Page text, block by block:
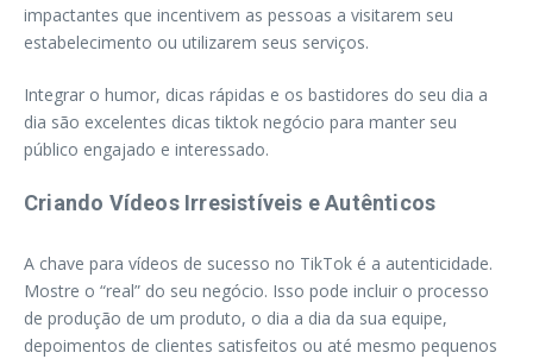
impactantes que incentivem as pessoas a visitarem seu
estabelecimento ou utilizarem seus serviços.
Integrar o humor, dicas rápidas e os bastidores do seu dia a
dia são excelentes dicas tiktok negócio para manter seu
público engajado e interessado.
Criando Vídeos Irresistíveis e Autênticos
A chave para vídeos de sucesso no TikTok é a autenticidade.
Mostre o “real” do seu negócio. Isso pode incluir o processo
de produção de um produto, o dia a dia da sua equipe,
depoimentos de clientes satisfeitos ou até mesmo pequenos